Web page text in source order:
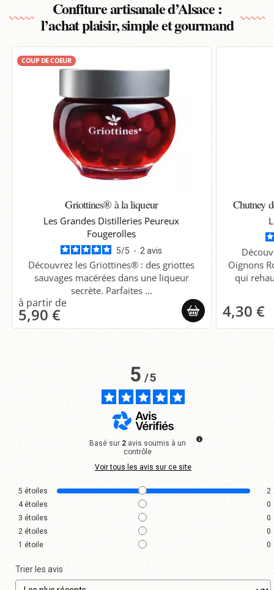
Confiture artisanale d’Alsace :
l’achat plaisir, simple et gourmand
COUP DE COEUR
Griottines® à la liqueur
Les Grandes Distilleries Peureux
Fougerolles
5/5 - 2avis
Découvrez les Griottines® : des griottes
sauvages macérées dans une liqueur
secrète. Parfaites ...
5,90 €
Chutney
Oignons
qui
4,30 €
5/5
Basé sur 2 avis soumis à un
contrôle
Voir tous les avis sur ce site
5 étoiles
2
4étoiles
0
3 étoiles
0
2 étoiles
0
1 étoile 0
Trier les avis